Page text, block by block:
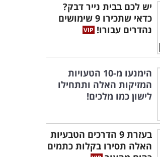
יש לכם בבית נייר דבק?
כדאי שתכירו 9 שימושים
נהדרים עבורו!
הימנעו מ-10 הטעויות
המזיקות האלה ותתחילו
לישון כמו מלכים!
בעזרת 9 הדרכים הטבעיות
האלה תסירו בקלות כתמים